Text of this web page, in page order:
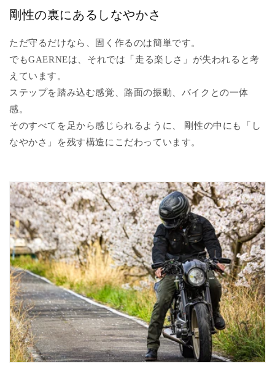
剛性の裏にあるしなやかさ
ただ守るだけなら、固く作るのは簡単です。
でもGAERNEは、それでは「走る楽しさ」が失われると考
えています。
ステップを踏み込む感覚、路面の振動、バイクとの一体
感。
そのすべてを足から感じられるように、 剛性の中にも「し
なやかさ」を残す構造にこだわっています。